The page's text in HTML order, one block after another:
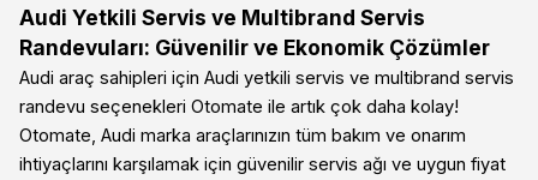
Audi Yetkili Servis ve Multibrand Servis
Randevuları: Güvenilir ve Ekonomik Çözümler
Audi araç sahipleri için Audi yetkili servis ve multibrand servis
randevu seçenekleri Otomate ile artık çok daha kolay!
Otomate, Audi marka araçlarınızın tüm bakım ve onarım
ihtiyaçlarını karşılamak için güvenilir servis ağı ve uygun fiyat